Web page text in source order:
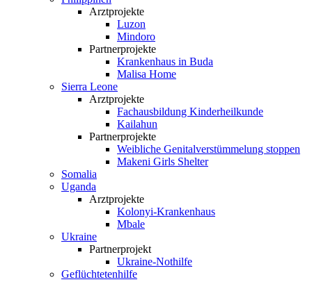
Arztprojekte
Luzon
Mindoro
Partnerprojekte
Krankenhaus in Buda
Malisa Home
Sierra Leone
Arztprojekte
Fachausbildung Kinderheilkunde
Kailahun
Partnerprojekte
Weibliche Genital­verstümmelung stoppen
Makeni Girls Shelter
Somalia
Uganda
Arztprojekte
Kolonyi-Krankenhaus
Mbale
Ukraine
Partnerprojekt
Ukraine-Nothilfe
Geflüchtetenhilfe